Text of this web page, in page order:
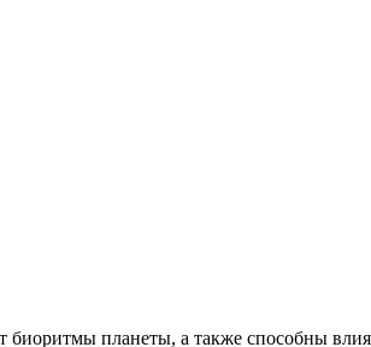
планеты, а также способны